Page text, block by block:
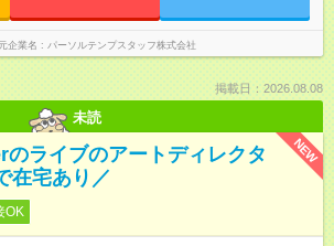
企業名 パーソルテンプスタッフ株式会社
掲載日：2026.08.08
未読
NEW
ライブのアートディレクタ
在宅あり／
OK